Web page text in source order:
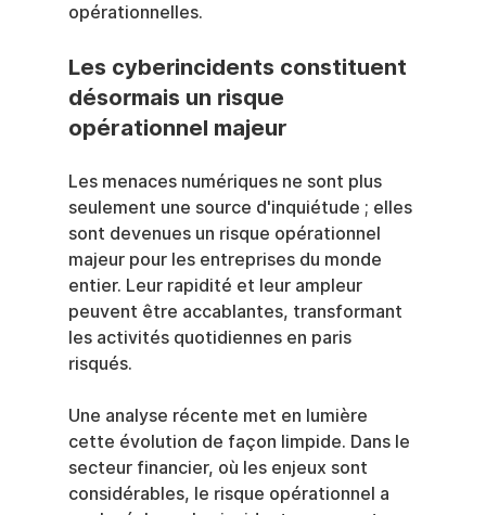
opérationnelles.
Les cyberincidents constituent
désormais un risque
opérationnel majeur
Les menaces numériques ne sont plus
seulement une source d'inquiétude ; elles
sont devenues un risque opérationnel
majeur pour les entreprises du monde
entier. Leur rapidité et leur ampleur
peuvent être accablantes, transformant
les activités quotidiennes en paris
risqués.
Une analyse récente met en lumière
cette évolution de façon limpide. Dans le
secteur financier, où les enjeux sont
considérables, le risque opérationnel a